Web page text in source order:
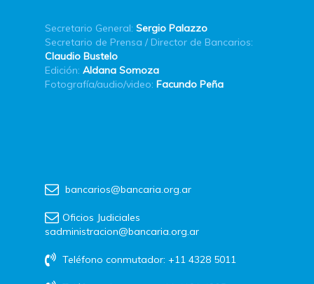
Secretario General: Sergio Palazzo
Secretario de Prensa / Director de Bancarios:
Claudio Bustelo
Edición: Aldana Somoza
Fotografía/audio/video: Facundo Peña
bancarios@bancaria.org.ar
Oficios Judiciales
sadministracion@bancaria.org.ar
Teléfono conmutador: +11 4328 5011